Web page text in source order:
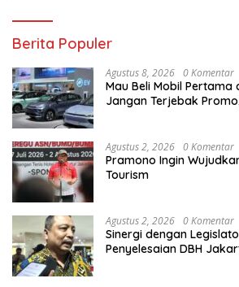
Berita Populer
Agustus 8, 2026 0 Komentar
Mau Beli Mobil Pertama
Jangan Terjebak
Agustus 2, 2026 0 Komentar
Pramono Ingin
Tourism
Agustus 2, 2026 0 Komentar
Sinergi dengan
Penyelesaian DBH